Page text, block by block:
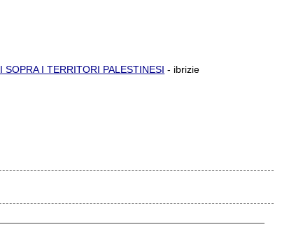
I TERRITORI PALESTINESI - ibrizie